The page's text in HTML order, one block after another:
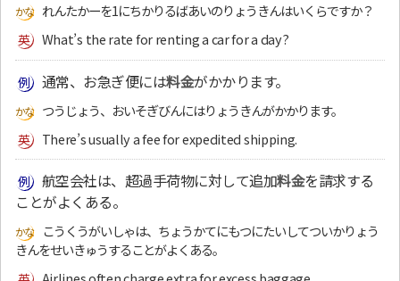
れんたかーを1にちかりるばあいのりょうきんはいくらですか？
What’s the rate for renting a car for a day?
通常、お急ぎ便には料金がかかります。
つうじょう、おいそぎびんにはりょうきんがかかります。
There’s usually a fee for expedited shipping.
航空会社は、超過手荷物に対して追加料金を請求する
ことがよくある。
こうくうがいしゃは、ちょうかてにもつにたいしてついかりょう
きんをせいきゅうすることがよくある。